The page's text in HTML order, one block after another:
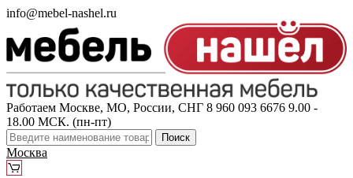
info@mebel-nashel.ru
Работаем Москве, МО, России, СНГ 8 960 093 6676 9.00 -
18.00 МСК. (пн-пт)
Поиск
Москва